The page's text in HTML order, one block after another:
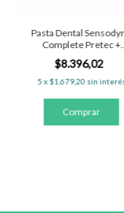
Pasta Dental
Complete Pretec +
Whitening x90gr
$8.396,02
5x$1.679,20 sin